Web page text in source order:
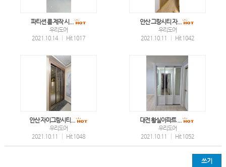
파티션 룸 제작 시...
우리도어
2021.10.14
Hit 1017
안산 그랑시티 자...
우리도어
2021.10.11
Hit 1042
안산 자이그랑시티...
우리도어
2021.10.11
Hit 1048
대전 황실아파트 ...
우리도어
2021.10.11
Hit 1052
쓰기